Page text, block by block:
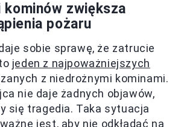
zwiększa
pożaru
sobie sprawę, że zatrucie
jeden z najpoważniejszych
z niedrożnymi kominami.
nie daje żadnych objawów,
się tragedia. Taka sytuacja
jest, aby nie odkładać na